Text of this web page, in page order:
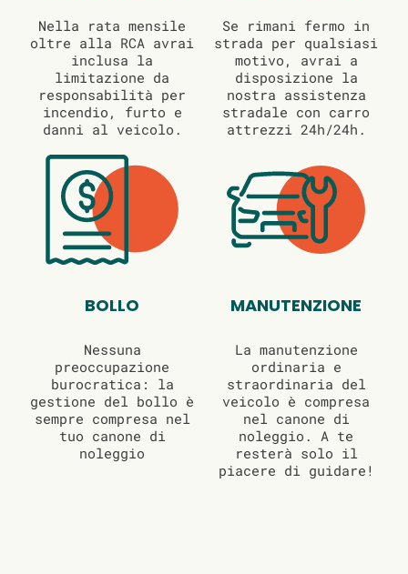
Nella rata mensile
oltre alla RCA avrai
inclusa la
limitazione da
responsabilità per
incendio, furto e
danni al veicolo.
Se rimani fermo in
strada per qualsiasi
motivo, avrai a
disposizione la
nostra assistenza
stradale con carro
attrezzi 24h/24h.
BOLLO
Nessuna
preoccupazione
burocratica: la
gestione del bollo è
sempre compresa nel
tuo canone di
noleggio
MANUTENZIONE
La manutenzione
ordinaria e
straordinaria del
veicolo è compresa
nel canone di
noleggio. A te
resterà solo il
piacere di guidare!